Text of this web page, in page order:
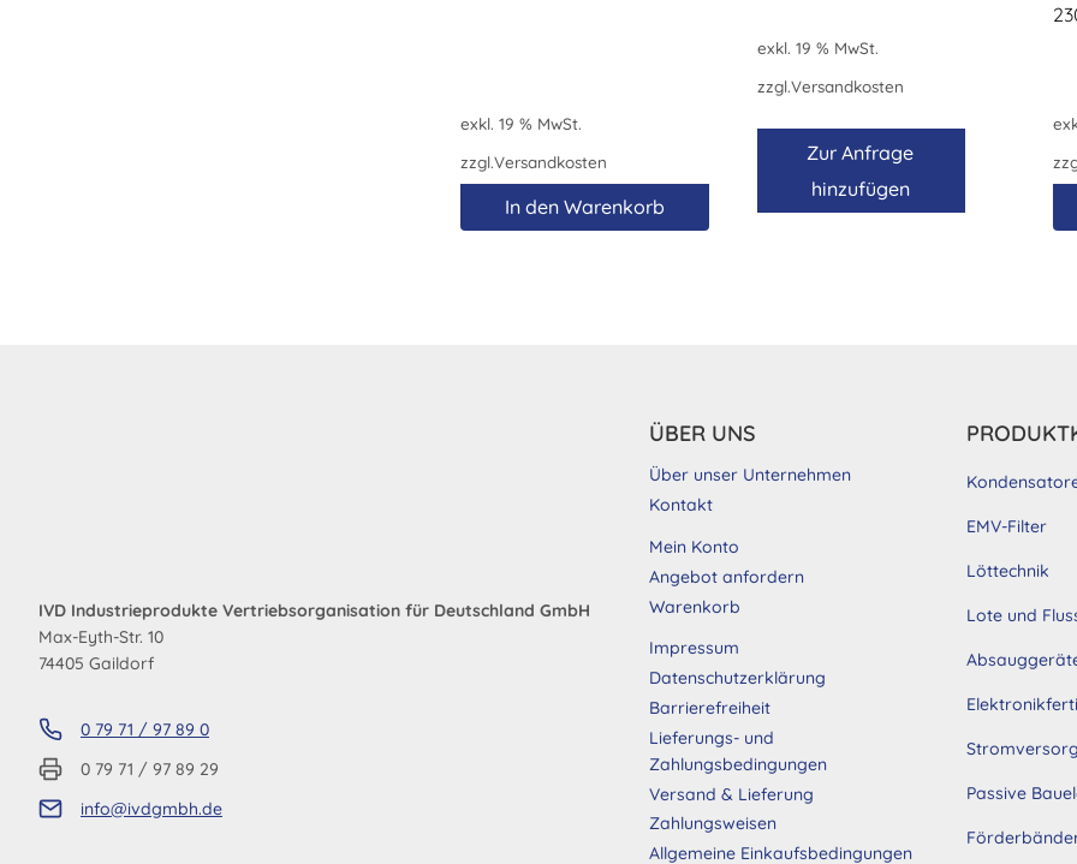
exkl. 19 % MwSt.
zzgl.Versandkosten
In den Warenkorb
exkl. 19 % MwSt.
zzgl.Versandkosten
Zur Anfrage
hinzufügen
IVD Industrieprodukte Vertriebsorganisation für Deutschland GmbH
Max-Eyth-Str. 10
74405 Gaildorf
0 79 71 / 97 89 0
0 79 71 / 97 89 29
info@ivdgmbh.de
ÜBER UNS
Über unser Unternehmen
Kontakt
Mein Konto
Angebot anfordern
Warenkorb
Impressum
Datenschutzerklärung
Barrierefreiheit
Lieferungs- und
Zahlungsbedingungen
Versand & Lieferung
Zahlungsweisen
Allgemeine Einkaufsbedingungen
EMV-Filter
Löttechnik
Lote und
Passive